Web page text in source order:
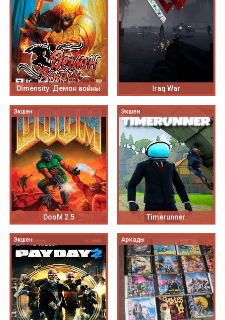
Dimensity: Демон войны Iraq War
Экшен
DooM 2.5
Экшен
Timerunner
Экшен Аркады